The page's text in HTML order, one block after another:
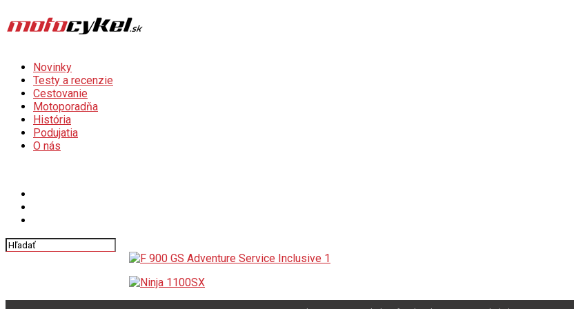
Novinky
Testy a recenzie
Cestovanie
Motoporadňa
História
Podujatia
O nás